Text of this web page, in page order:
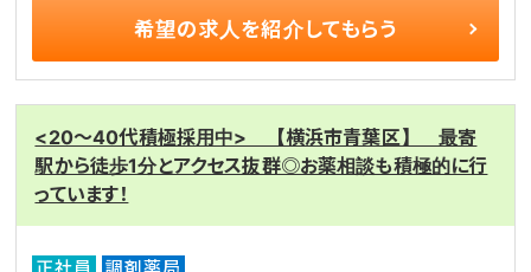
希望の求人を紹介してもらう
<20～40代積極採用中> 【横浜市青葉区】 最寄
駅から徒歩1分とアクセス抜群◎お薬相談も積極的に行
っています！